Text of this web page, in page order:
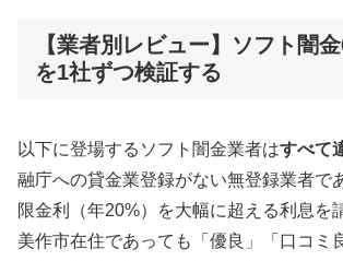
【業者別レビュー】ソフト闇
を1社ずつ検証する
以下に登場するソフト闇金業者はすべて
融庁への貸金業登録がない無登録業者で
限金利（年20%）を大幅に超える利息を
美作市在住であっても「優良」「口コミ